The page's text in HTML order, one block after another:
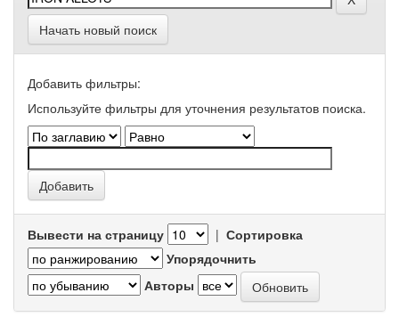
Начать новый поиск
Добавить фильтры:
Используйте фильтры для уточнения результатов поиска.
Вывести на страницу | Сортировка
Упорядочнить
Авторы